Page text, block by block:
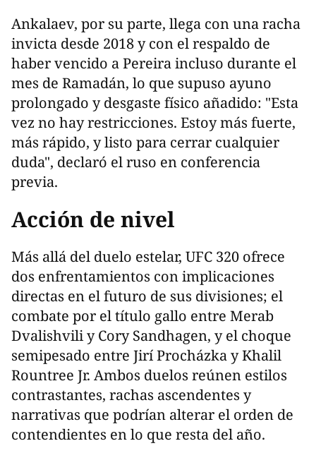
Ankalaev, por su parte, llega con una racha
invicta desde 2018 y con el respaldo de
haber vencido a Pereira incluso durante el
mes de Ramadán, lo que supuso ayuno
prolongado y desgaste físico añadido: "Esta
vez no hay restricciones. Estoy más fuerte,
más rápido, y listo para cerrar cualquier
duda", declaró el ruso en conferencia
previa.
Acción de nivel
Más allá del duelo estelar, UFC 320 ofrece
dos enfrentamientos con implicaciones
directas en el futuro de sus divisiones; el
combate por el título gallo entre Merab
Dvalishvili y Cory Sandhagen, y el choque
semipesado entre Jirí Procházka y Khalil
Rountree Jr. Ambos duelos reúnen estilos
contrastantes, rachas ascendentes y
narrativas que podrían alterar el orden de
contendientes en lo que resta del año.